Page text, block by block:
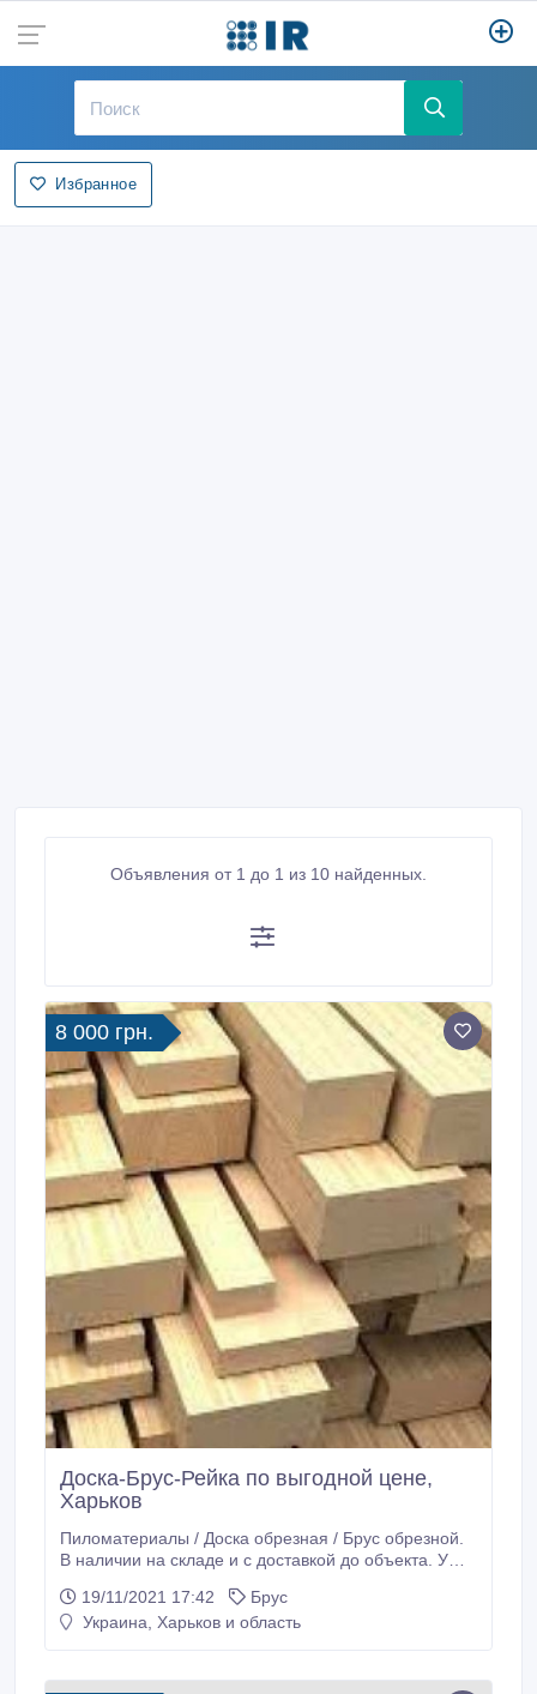
Избранное
Объявления от 1 до 1 из 10 найденных.
8 000 грн.
Доска-Брус-Рейка по выгодной цене,
Харьков
Пиломатериалы / Доска обрезная / Брус обрезной.
В наличии на складе и с доставкой до объекта. У
брус, брусок, рейка, фанера, профильный брус,
имитация бруса. О нас: Быстрые сроки вас приятно
19/11/2021 17:42
Брус
Украина, Харьков и область